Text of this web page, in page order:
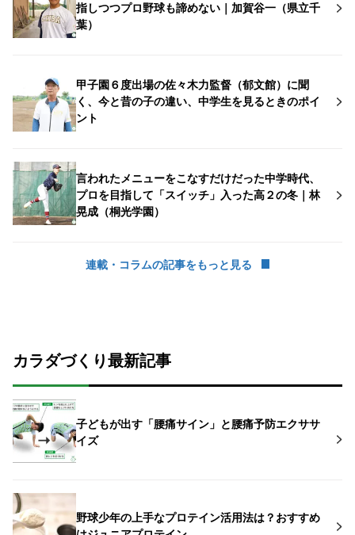
指しつつプロ野球も諦めない｜加賀谷一（県立千
葉）
甲子園６度出場の佐々木力監督（郁文館）に聞
く、今と昔の子の違い、中学生を見るときのポイ
ント
言われたメニューをこなすだけだった中学時代、
プロを目指して「スイッチ」入った高２の冬｜林
晃成（桐光学園）
連載・コラムの記事をもっと見る
カラダづくり最新記事
子どもが出す「腰痛サイン」と腰痛予防エクササ
イズ
野球少年の上手なプロテイン活用法は？おすすめ